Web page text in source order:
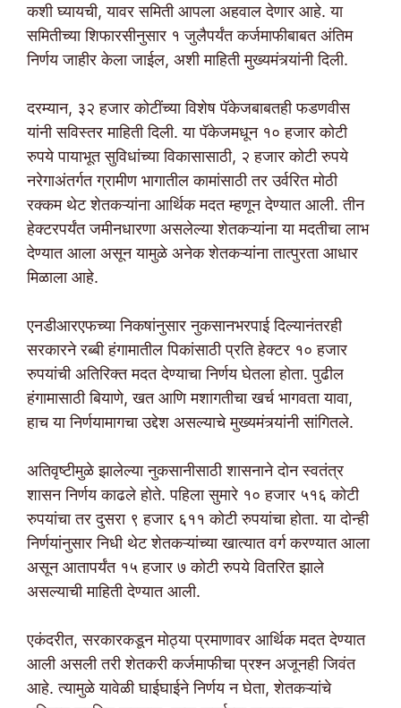
कशी घ्यायची, यावर समिती आपला अहवाल देणार आहे. या
समितीच्या शिफारसीनुसार १ जुलैपर्यंत कर्जमाफीबाबत अंतिम
निर्णय जाहीर केला जाईल, अशी माहिती मुख्यमंत्र्यांनी दिली.
दरम्यान, ३२ हजार कोटींच्या विशेष पॅकेजबाबतही फडणवीस
यांनी सविस्तर माहिती दिली. या पॅकेजमधून १० हजार कोटी
रुपये पायाभूत सुविधांच्या विकासासाठी, २ हजार कोटी रुपये
नरेगाअंतर्गत ग्रामीण भागातील कामांसाठी तर उर्वरित मोठी
रक्कम थेट शेतकऱ्यांना आर्थिक मदत म्हणून देण्यात आली. तीन
हेक्टरपर्यंत जमीनधारणा असलेल्या शेतकऱ्यांना या मदतीचा लाभ
देण्यात आला असून यामुळे अनेक शेतकऱ्यांना तात्पुरता आधार
मिळाला आहे.
एनडीआरएफच्या निकषांनुसार नुकसानभरपाई दिल्यानंतरही
सरकारने रब्बी हंगामातील पिकांसाठी प्रति हेक्टर १० हजार
रुपयांची अतिरिक्त मदत देण्याचा निर्णय घेतला होता. पुढील
हंगामासाठी बियाणे, खत आणि मशागतीचा खर्च भागवता यावा,
हाच या निर्णयामागचा उद्देश असल्याचे मुख्यमंत्र्यांनी सांगितले.
अतिवृष्टीमुळे झालेल्या नुकसानीसाठी शासनाने दोन स्वतंत्र
शासन निर्णय काढले होते. पहिला सुमारे १० हजार ५१६ कोटी
रुपयांचा तर दुसरा ९ हजार ६११ कोटी रुपयांचा होता. या दोन्ही
निर्णयांनुसार निधी थेट शेतकऱ्यांच्या खात्यात वर्ग करण्यात आला
असून आतापर्यंत १५ हजार ७ कोटी रुपये वितरित झाले
असल्याची माहिती देण्यात आली.
एकंदरीत, सरकारकडून मोठ्या प्रमाणावर आर्थिक मदत देण्यात
आली असली तरी शेतकरी कर्जमाफीचा प्रश्न अजूनही जिवंत
आहे. त्यामुळे यावेळी घाईघाईने निर्णय न घेता, शेतकऱ्यांचे